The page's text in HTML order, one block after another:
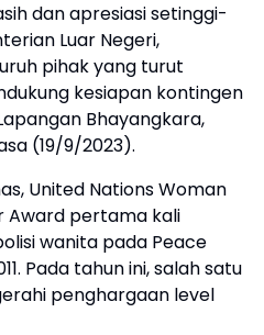
dan apresiasi setinggi-
Luar Negeri,
pihak yang turut
kesiapan kontingen
Bhayangkara,
(19/9/2023).
United Nations Woman
Award pertama kali
wanita pada Peace
Pada tahun ini, salah satu
penghargaan level